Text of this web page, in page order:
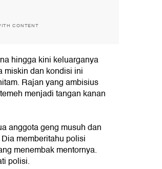
CONTENT
hingga kini keluarganya
miskin dan kondisi ini
Rajan yang ambisius
menjadi tangan kanan
anggota geng musuh dan
memberitahu polisi
menembak mentornya.
polisi.